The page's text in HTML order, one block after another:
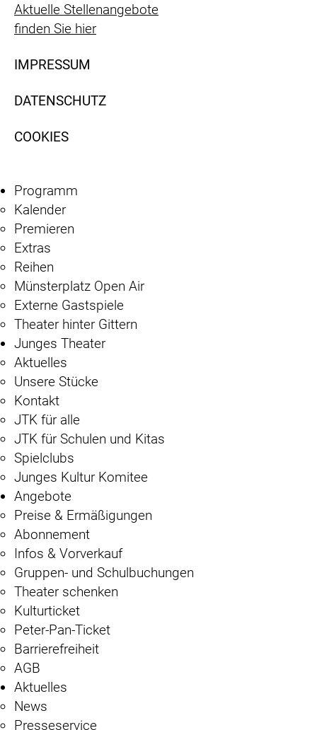
Aktuelle Stellenangebote
finden Sie hier
IMPRESSUM
DATENSCHUTZ
COOKIES
Programm
Kalender
Premieren
Extras
Reihen
Münsterplatz Open Air
Externe Gastspiele
Theater hinter Gittern
Junges Theater
Aktuelles
Unsere Stücke
Kontakt
JTK für alle
JTK für Schulen und Kitas
Spielclubs
Junges Kultur Komitee
Angebote
Preise & Ermäßigungen
Abonnement
Infos & Vorverkauf
Gruppen- und Schulbuchungen
Theater schenken
Kulturticket
Peter-Pan-Ticket
Barrierefreiheit
AGB
Aktuelles
News
Presseservice